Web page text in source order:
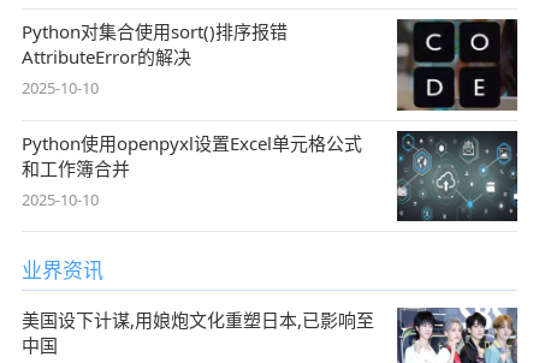
Python对集合使用sort()排序报错
AttributeError的解决
2025-10-10
Python使用openpyxl设置Excel单元格公式
和工作簿合并
2025-10-10
业界资讯
美国设下计谋,用娘炮文化重塑日本,已影响至
中国